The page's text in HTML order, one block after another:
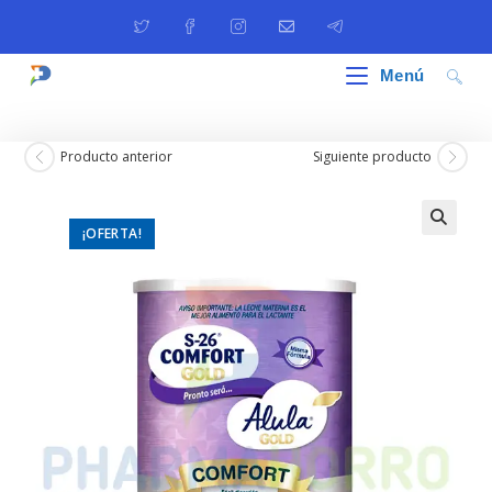
Menú
¡OFERTA!
Producto anterior Siguiente producto